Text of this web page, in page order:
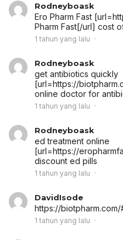
Rodneyboask
Ero Pharm Fast
Pharm Fast[/url] cost
1 tahun yang lalu
Rodneyboask
get antibiotics quickly
[url=https://
online doctor for
1 tahun yang lalu
Rodneyboask
ed treatment online
[url=https://
discount ed pills
1 tahun yang lalu
DavidIsode
https://
1 tahun yang lalu